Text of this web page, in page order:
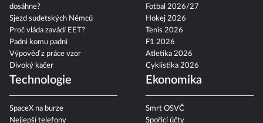
dosáhne?
Sjezd sudetských Němců
Proč vláda zavádí EET?
Padni komu padni
Výpověď z práce vzor
Divoký kačer
Fotbal 2026/27
Hokej 2026
Tenis 2026
F1 2026
Atletika 2026
Cyklistika 2026
Technologie
SpaceX na burze
Nejlepší telefony
Ekonomika
Smrt OSVČ
Spořicí účty